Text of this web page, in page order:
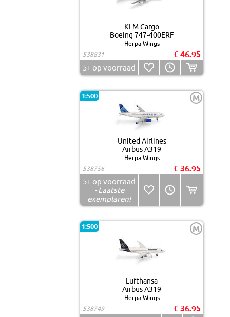
KLM Cargo
Boeing 747-400ERF
Herpa Wings
538831
€ 46.95
5+ op voorraad
1:500 M
United Airlines
Airbus A319
Herpa Wings
538756
€ 36.95
5+ op voorraad
- Laatste
exemplaren!
1:500 M
Lufthansa
Airbus A319
Herpa Wings
538749
€ 36.95